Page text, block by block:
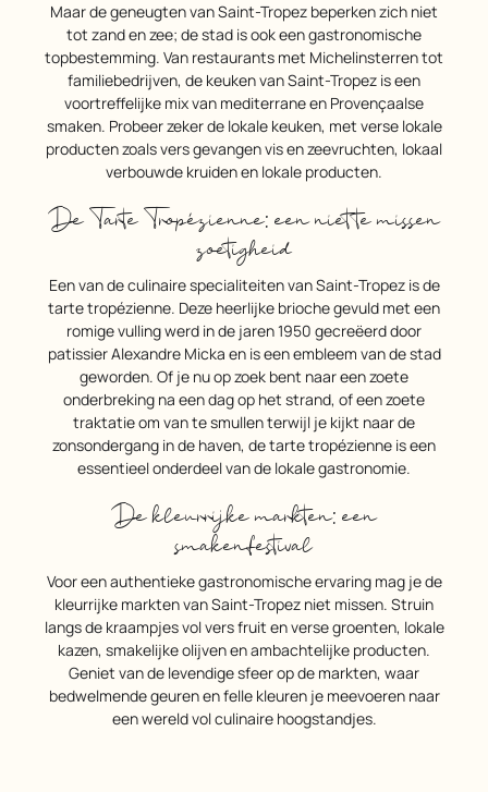
Maar de geneugten van Saint-Tropez beperken zich niet
tot zand en zee; de stad is ook een gastronomische
topbestemming. Van restaurants met Michelinsterren tot
familiebedrijven, de keuken van Saint-Tropez is een
voortreffelijke mix van mediterrane en Provençaalse
smaken. Probeer zeker de lokale keuken, met verse lokale
producten zoals vers gevangen vis en zeevruchten, lokaal
verbouwde kruiden en lokale producten.
De Tarte Tropézienne: een niet te missen
zoetigheid
Een van de culinaire specialiteiten van Saint-Tropez is de
tarte tropézienne. Deze heerlijke brioche gevuld met een
romige vulling werd in de jaren 1950 gecreëerd door
patissier Alexandre Micka en is een embleem van de stad
geworden. Of je nu op zoek bent naar een zoete
onderbreking na een dag op het strand, of een zoete
traktatie om van te smullen terwijl je kijkt naar de
zonsondergang in de haven, de tarte tropézienne is een
essentieel onderdeel van de lokale gastronomie.
De kleurrijke markten: een
smakenfestival
Voor een authentieke gastronomische ervaring mag je de
kleurrijke markten van Saint-Tropez niet missen. Struin
langs de kraampjes vol vers fruit en verse groenten, lokale
kazen, smakelijke olijven en ambachtelijke producten.
Geniet van de levendige sfeer op de markten, waar
bedwelmende geuren en felle kleuren je meevoeren naar
een wereld vol culinaire hoogstandjes.